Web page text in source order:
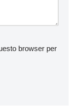
browser per